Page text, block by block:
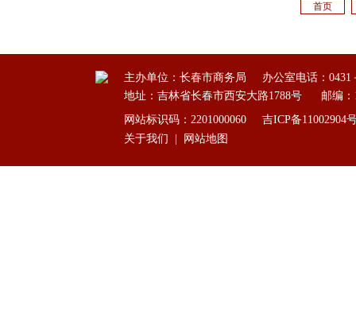
首页
主办单位：长春市商务局
办公室电话：0431
地址：吉林省长春市西安大路1788号
邮编：
网站标识码：2201000060
吉ICP备11002904
关于我们
网站地图